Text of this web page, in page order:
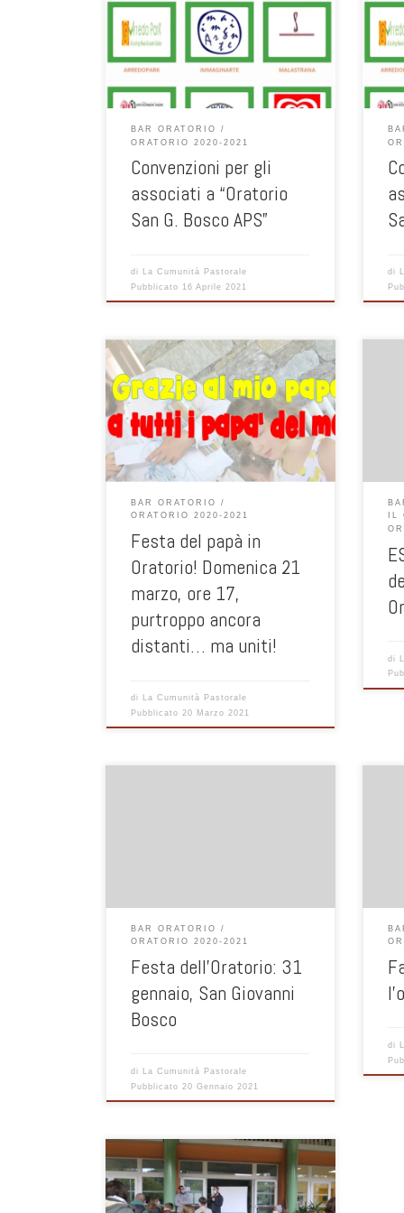
convenzioni per chi è Associato a
Oratorio S.G. Bosco APS. Al rinnovo della
tessera è possibile entrare nella
sezione predisposta. Qui vi inseriamo
convenzioni.
BAR ORATORIO
ORATORIO 2020-2021
Convenzioni per gli
associati a “Oratorio
San G. Bosco APS”
di La Cumunità Pastorale
Pubblicato 16 Aprile 2021
di
Ciao a tutti, Vi ricordiamo
l’appuntamento delle Domeniche in
oratorio per domani 21 marzo ore
17.00. Dopo la messa delle 10,30 ad
Albate passa a ritirare il materiale per
realizzare il lavoretto pensato per la
festa del papà. Ecco il link per entrare:
nella riunione in […]
BAR ORATORIO
ORATORIO 2020-2021
Festa del papà in
Oratorio! Domenica 21
marzo, ore 17,
purtroppo ancora
distanti… ma uniti!
di La Cumunità Pastorale
Pubblicato 20 Marzo 2021
IL
di
BAR ORATORIO
ORATORIO 2020-2021
Festa dell’Oratorio: 31
gennaio, San Giovanni
Bosco
di La Cumunità Pastorale
Pubblicato 20 Gennaio 2021
di
Ciao a tutti! Ci eravamo lasciati ad
inizio ottobre in oratorio, per riprendere
contatto con gli spazi e i loghi